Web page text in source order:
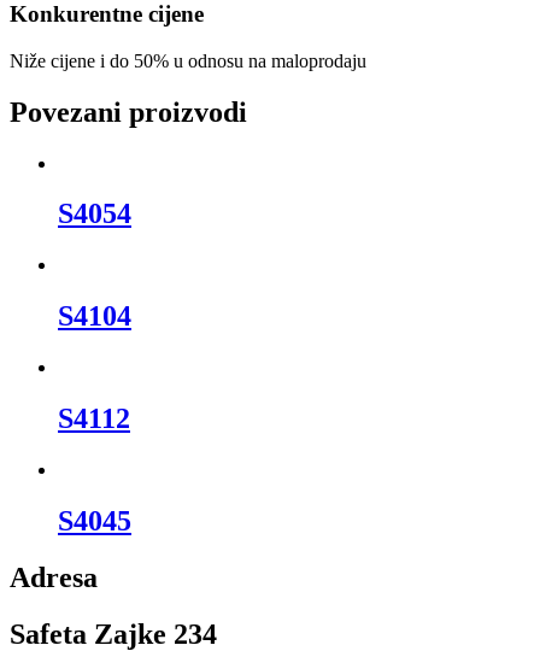
Konkurentne cijene
Niže cijene i do 50% u odnosu na maloprodaju
Povezani proizvodi
S4054
S4104
S4112
S4045
Adresa
Safeta Zajke 234